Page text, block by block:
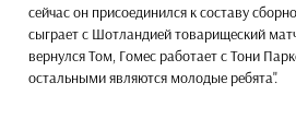
сейчас он присоединился к составу
сыграет с Шотландией товарищеский
вернулся Том, Гомес работает с Тони
остальными являются молодые ребята".